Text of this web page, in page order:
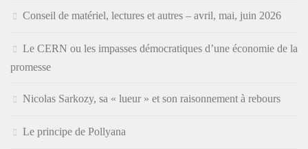
Conseil de matériel, lectures et autres – avril, mai, juin 2026
Le CERN ou les impasses démocratiques d’une économie de la
promesse
Nicolas Sarkozy, sa « lueur » et son raisonnement à rebours
Le principe de Pollyana